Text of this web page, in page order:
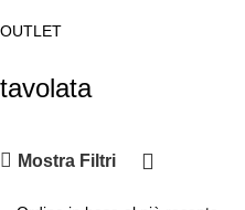
OUTLET
tavolata
Mostra Filtri